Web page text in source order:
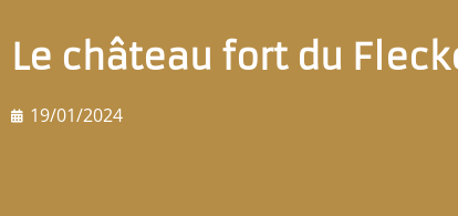
Le château fort du
19/01/2024